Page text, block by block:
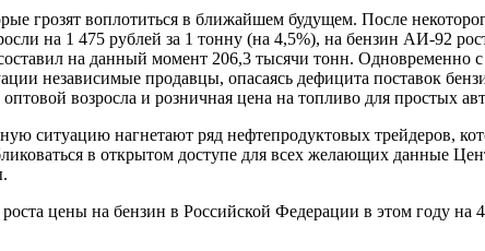
грозят воплотиться в ближайшем будущем. После
на 1 475 рублей за 1 тонну (на 4,5%), на бензин АИ-92
на данный момент 206,3 тысячи тонн. Одновременно
независимые продавцы, опасаясь дефицита поставок
возросла и розничная цена на топливо для простых
ситуацию нагнетают ряд нефтепродуктовых трейдеров,
в открытом доступе для всех желающих данные
цены на бензин в Российской Федерации в этом году на